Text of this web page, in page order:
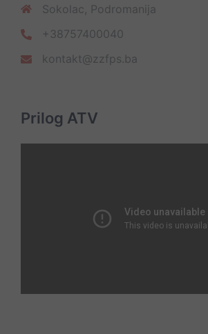
Sokolac, Podromanija
+38757400040
kontakt@zzfps.ba
Prilog ATV